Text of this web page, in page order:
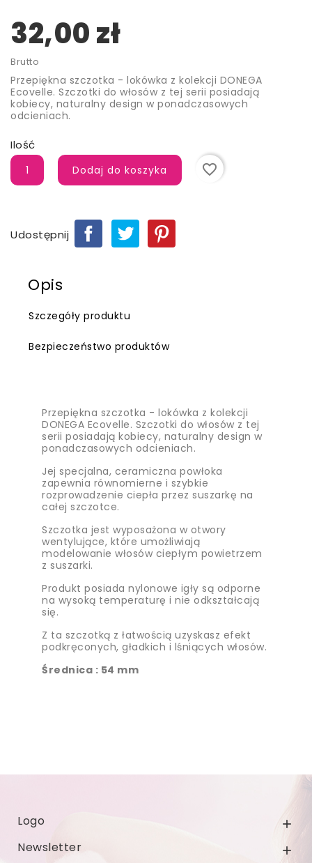
32,00 zł
Brutto
Przepiękna szczotka - lokówka z kolekcji DONEGA
Ecovelle. Szczotki do włosów z tej serii posiadają
kobiecy, naturalny design w ponadczasowych
odcieniach.
Ilość
Dodaj do koszyka favorite_border
Udostępnij
Opis
Szczegóły produktu
Bezpieczeństwo produktów
Przepiękna szczotka - lokówka z kolekcji
DONEGA Ecovelle. Szczotki do włosów z tej
serii posiadają kobiecy, naturalny design w
ponadczasowych odcieniach.
Jej specjalna, ceramiczna powłoka
zapewnia równomierne i szybkie
rozprowadzenie ciepła przez suszarkę na
całej szczotce.
Szczotka jest wyposażona w otwory
wentylujące, które umożliwiają
modelowanie włosów ciepłym powietrzem
z suszarki.
Produkt posiada nylonowe igły są odporne
na wysoką temperaturę i nie odkształcają
się.
Z ta szczotką z łatwością uzyskasz efekt
podkręconych, gładkich i lśniących włosów.
Średnica : 54 mm
Logo 
Newsletter 